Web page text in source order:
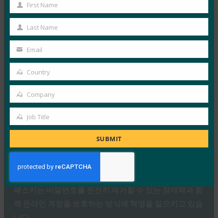
생체 인식 업데이트: Yubico는 글로벌 설문 조사에서
여전히 부족한 패스키 인식을 발견했습니다.
FIDO in the News
10월 3, 2025
인식된 사이버 보안과 실제 취약성 사이에는 지속적인 단
절이 있습니다. 이것이 Yubico의 2025년 글로벌 인증 현
황…
Read More →
PC Mag: 비밀번호 버리기: 패스키가 온라인 보안의
미래인 이유
FIDO in the News
10월 3, 2025
패스키는 비밀번호를 완전히 제거할 수 있는 잠재력과 함
First
Name
First Name
Last
Name
Last Name
email
Email
Country
Country
Company
Company
Job
Job Title
SUBMIT